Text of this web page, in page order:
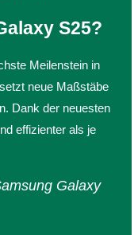
S25?
Meilenstein in
neue Maßstäbe
Dank der neuesten
effizienter als je
Galaxy